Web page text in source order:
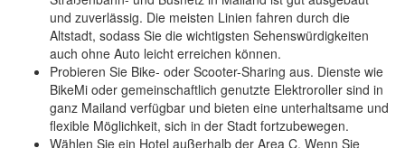
und zuverlässig. Die meisten Linien fahren durch die
Altstadt, sodass Sie die wichtigsten Sehenswürdigkeiten
auch ohne Auto leicht erreichen können.
Probieren Sie Bike- oder Scooter-Sharing aus. Dienste wie
BikeMi oder gemeinschaftlich genutzte Elektroroller sind in
ganz Mailand verfügbar und bieten eine unterhaltsame und
flexible Möglichkeit, sich in der Stadt fortzubewegen.
Wählen Sie ein Hotel außerhalb der Area C. Wenn Sie